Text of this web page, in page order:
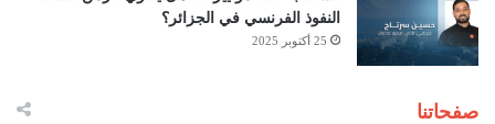
النفوذ الفرنسي في الجزائر؟
25 أكتوبر 2025
صفحاتنا